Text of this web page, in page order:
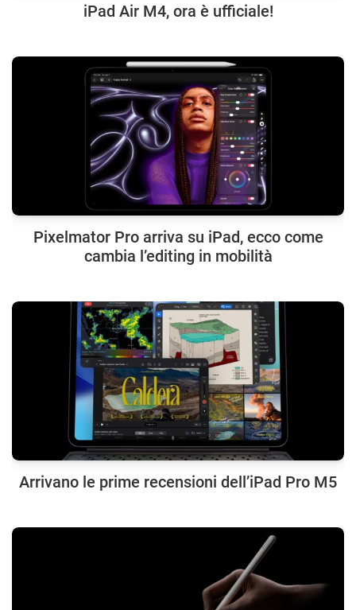
iPad Air M4, ora è ufficiale!
Pixelmator Pro arriva su iPad, ecco come
cambia l’editing in mobilità
Arrivano le prime recensioni dell’iPad Pro M5